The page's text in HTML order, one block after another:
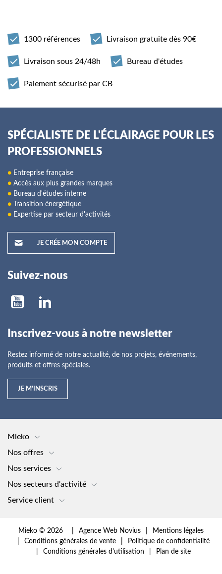
1300 références Livraison gratuite dès 90€
Livraison sous 24/48h Bureau d'études
Paiement sécurisé par CB
SPÉCIALISTE DE L'ÉCLAIRAGE POUR LES
PROFESSIONNELS
● Entreprise française
● Accès aux plus grandes marques
● Bureau d'études interne
● Transition énergétique
● Expertise par secteur d'activités
JE CRÉE MON COMPTE
Suivez-nous
Inscrivez-vous à notre newsletter
Restez informé de notre actualité, de nos projets, événements,
produits et offres spéciales.
JE M'INSCRIS
Mieko
Nos offres
Nos services
Nos secteurs d'activité
Service client
Mieko © 2026 Agence Web Novius
Mentions légales
Conditions générales de vente
Politique de confidentialité
Conditions générales d'utilisation
Plan de site